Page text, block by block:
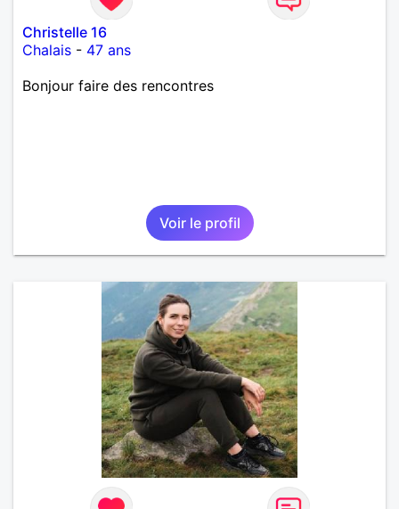
Christelle 16
Chalais - 47 ans
Bonjour faire des rencontres
Voir le profil